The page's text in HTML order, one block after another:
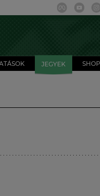
JEGYEK SHOP